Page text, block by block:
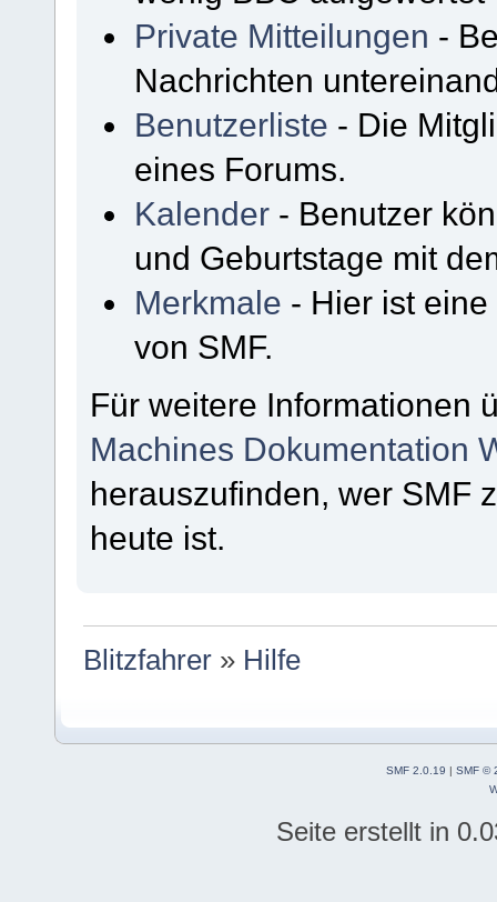
Private Mitteilungen -
Nachrichten
Benutzerliste - Die
eines Forums.
Kalender - Benutzer
und Geburtstage mit
Merkmale - Hier ist
von SMF.
Für weitere Informationen
Machines Dokumentation
herauszufinden, wer SMF
heute ist.
Blitzfahrer » Hilfe
SMF 2.0.19 | SMF ©
Seite erstellt in